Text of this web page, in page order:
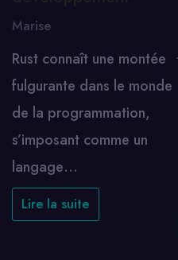
Marise
Rust connaît une montée
fulgurante dans le monde
de la programmation,
s’imposant comme un
langage…
Lire la suite